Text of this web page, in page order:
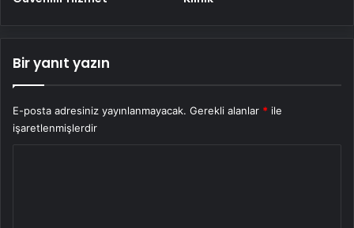
Bir yanıt yazın
E-posta adresiniz yayınlanmayacak. Gerekli alanlar * ile
işaretlenmişlerdir